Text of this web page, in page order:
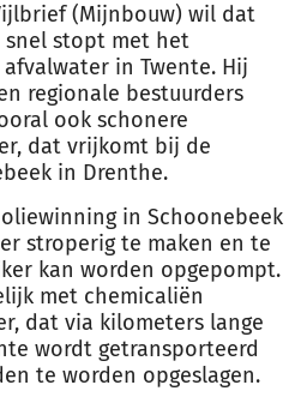
(Mijnbouw) wil dat
snel stopt met het
in Twente. Hij
regionale bestuurders
ook schonere
dat vrijkomt bij de
in Drenthe.
in Schoonebeek
stroperig te maken en te
kan worden opgepompt.
met chemicaliën
dat via kilometers lange
wordt getransporteerd
te worden opgeslagen.